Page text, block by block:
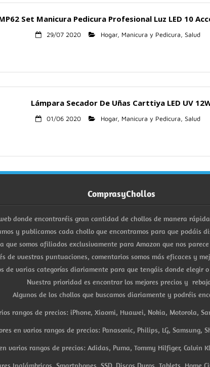
Set Manicura Pedicura Profesional Luz LED 10
29/07 2020 Hogar, Manicura y Pedicura Salud
Lámpara Secador De Uñas Carttiya LED UV
01/06 2020 Hogar, Manicura y Pedicura Salud
ComprasyChollos
donde encontraréis gran cantidad de chollos de manera
y publicamos cada chollo que encontramos para que podáis
que somos afiliados exclusivamente para Amazon que nos
de vuestras puntuaciones, comentarios somos más eficaces y
de varias categorías diariamente para que tengáis donde elegir
Nuestra prioridad es encontrar los mejores precios y
Algunos de los chollos que buscamos diariamente y podréis
rangos de precios: iPhone, Xiaomi, Huawei, Nokia, Motorola,
en varios rangos de precios: Panasonic, Philips, LG, Samsung,
varios rangos de precios: Adidas, Puma, Tommy Hilfiger, Calvin